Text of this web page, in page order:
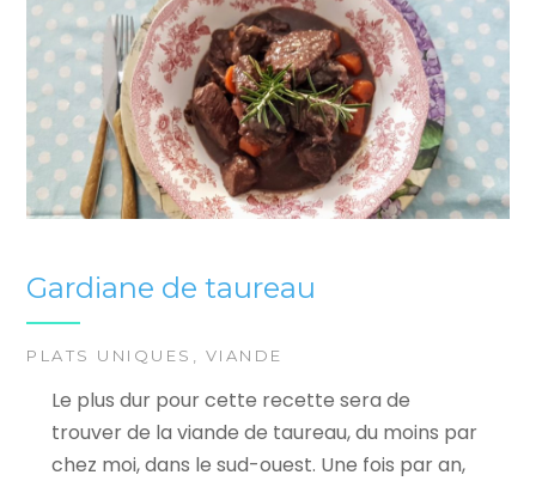
Gardiane de taureau
PLATS UNIQUES VIANDE
Le plus dur pour cette recette sera de
trouver de la viande de taureau, du moins par
chez moi, dans le sud-ouest. Une fois par an,